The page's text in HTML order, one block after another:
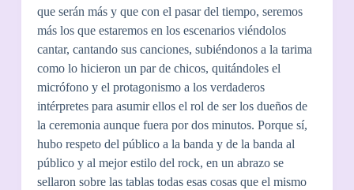
que serán más y que con el pasar del tiempo, seremos
más los que estaremos en los escenarios viéndolos
cantar, cantando sus canciones, subiéndonos a la tarima
como lo hicieron un par de chicos, quitándoles el
micrófono y el protagonismo a los verdaderos
intérpretes para asumir ellos el rol de ser los dueños de
la ceremonia aunque fuera por dos minutos. Porque sí,
hubo respeto del público a la banda y de la banda al
público y al mejor estilo del rock, en un abrazo se
sellaron sobre las tablas todas esas cosas que el mismo